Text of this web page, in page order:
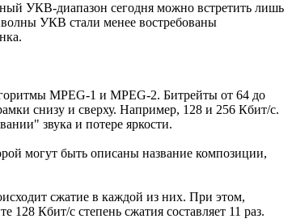
УКВ-диапазон сегодня можно встретить лишь
УКВ стали менее востребованы
MPEG-1 и MPEG-2. Битрейты от 64 до
снизу и сверху. Например, 128 и 256 Кбит/с.
звука и потере яркости.
могут быть описаны название композиции,
сжатие в каждой из них. При этом,
Кбит/с степень сжатия составляет 11 раз.